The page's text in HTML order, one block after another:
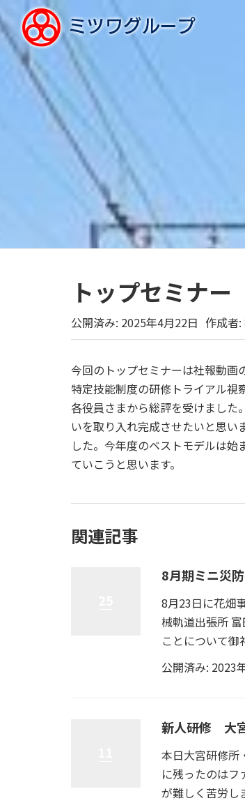
トップセミナ
公開済み: 2025年4月22日 作成者:
今回のトップセミナーは社報動画
特定技能制度の研修トライアル
各役員さまから総評を受けました
いを取り入れ完成させたいと思い
した。今年度のベストモデルは
ていこうと思います。
関連記事
8月期ミニ災
8月23日に花畑
械軌道出張所
ことについて
公開済み: 2023
新人研修 大
本日大宮研修所
に残ったのはフ
が難しく苦労